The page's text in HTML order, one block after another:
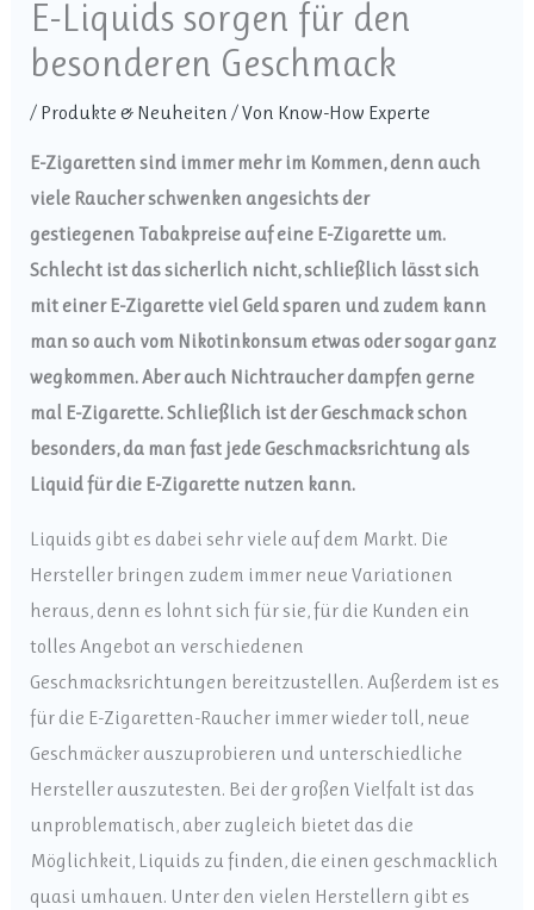
E-Liquids sorgen für den
besonderen Geschmack
/ Produkte & Neuheiten / Von Know-How Experte
E-Zigaretten sind immer mehr im Kommen, denn auch
viele Raucher schwenken angesichts der
gestiegenen Tabakpreise auf eine E-Zigarette um.
Schlecht ist das sicherlich nicht, schließlich lässt sich
mit einer E-Zigarette viel Geld sparen und zudem kann
man so auch vom Nikotinkonsum etwas oder sogar ganz
wegkommen. Aber auch Nichtraucher dampfen gerne
mal E-Zigarette. Schließlich ist der Geschmack schon
besonders, da man fast jede Geschmacksrichtung als
Liquid für die E-Zigarette nutzen kann.
Liquids gibt es dabei sehr viele auf dem Markt. Die
Hersteller bringen zudem immer neue Variationen
heraus, denn es lohnt sich für sie, für die Kunden ein
tolles Angebot an verschiedenen
Geschmacksrichtungen bereitzustellen. Außerdem ist es
für die E-Zigaretten-Raucher immer wieder toll, neue
Geschmäcker auszuprobieren und unterschiedliche
Hersteller auszutesten. Bei der großen Vielfalt ist das
unproblematisch, aber zugleich bietet das die
Möglichkeit, Liquids zu finden, die einen geschmacklich
quasi umhauen. Unter den vielen Herstellern gibt es